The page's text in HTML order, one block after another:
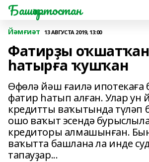
Башҡортостан
Йәмғиәт 13 АВГУСТА 2019, 13:00
Фатирҙы
һатырға ҡушҡан
Өфөлә йәш ғаилә ипотекаға
фатир һатып алған. Улар ун
кредитты ваҡытында түләп
ошо ваҡыт эсендә
кредиторы алмашынған.
ваҡытта башлана ла инде
тапауҙар...